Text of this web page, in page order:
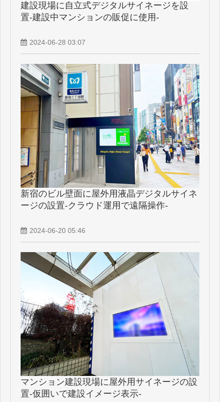
建設現場に自立式デジタルサイネージを設
置-建設中マンションの販促に使用-
2024-06-28 03:07
新宿のビル壁面に屋外用液晶デジタルサイネ
ージの設置-クラウド運用で遠隔操作-
2024-06-20 05:46
マンション建設現場に屋外用サイネージの設
置-仮囲いで建設イメージ表示-